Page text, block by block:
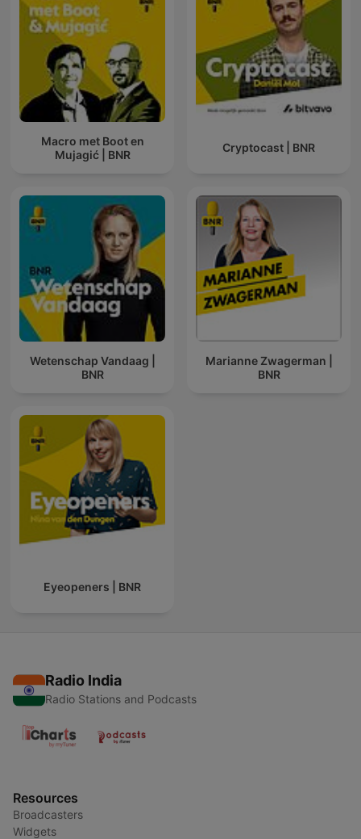
Macro met Boot en
Mujagić | BNR
Cryptocast | BNR
Wetenschap Vandaag |
BNR
Marianne Zwagerman |
BNR
Eyeopeners | BNR
Radio India
Radio Stations and Podcasts
Resources
Broadcasters
Widgets